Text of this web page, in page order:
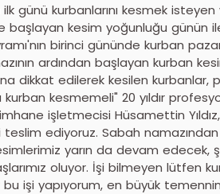
günü kurbanlarını kesmek
başlayan kesim yoğunluğu günün
birinci gününde kurban
ardından başlayan kurban
dikkat edilerek kesilen
kesmemeli" 20 yıldır
işletmecisi Hüsamettin
teslim ediyoruz. Sabah
yarın da devam edecek,
oluyor. İşi bilmeyen lütfen
bu işi yapıyorum, en büyük